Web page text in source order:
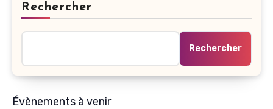
Rechercher
Rechercher
Évènements à venir